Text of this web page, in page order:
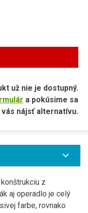
už nie je dostupný.
a pokúsime sa
vás nájsť alternatívu.
z
aj operadlo je celý
farbe, rovnako